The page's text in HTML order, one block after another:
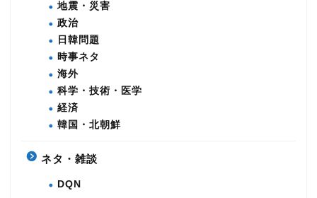
地震・災害
政治
日韓問題
時事ネタ
海外
科学・技術・医学
経済
韓国・北朝鮮
ネタ・雑談
DQN